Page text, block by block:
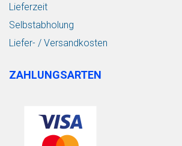
Lieferzeit
Selbstabholung
Liefer- / Versandkosten
ZAHLUNGSARTEN